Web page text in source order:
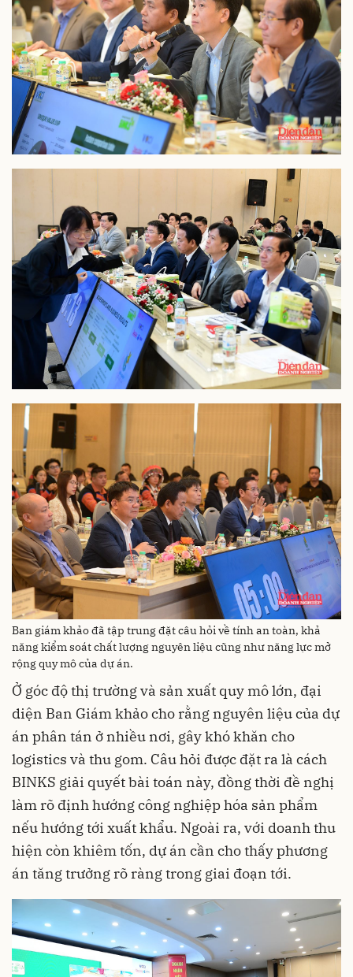
Ban giám khảo đã tập trung đặt câu hỏi về tính an toàn, khả
năng kiểm soát chất lượng nguyên liệu cũng như năng lực mở
rộng quy mô của dự án.
Ở góc độ thị trường và sản xuất quy mô lớn, đại
diện Ban Giám khảo cho rằng nguyên liệu của dự
án phân tán ở nhiều nơi, gây khó khăn cho
logistics và thu gom. Câu hỏi được đặt ra là cách
BINKS giải quyết bài toán này, đồng thời đề nghị
làm rõ định hướng công nghiệp hóa sản phẩm
nếu hướng tới xuất khẩu. Ngoài ra, với doanh thu
hiện còn khiêm tốn, dự án cần cho thấy phương
án tăng trưởng rõ ràng trong giai đoạn tới.